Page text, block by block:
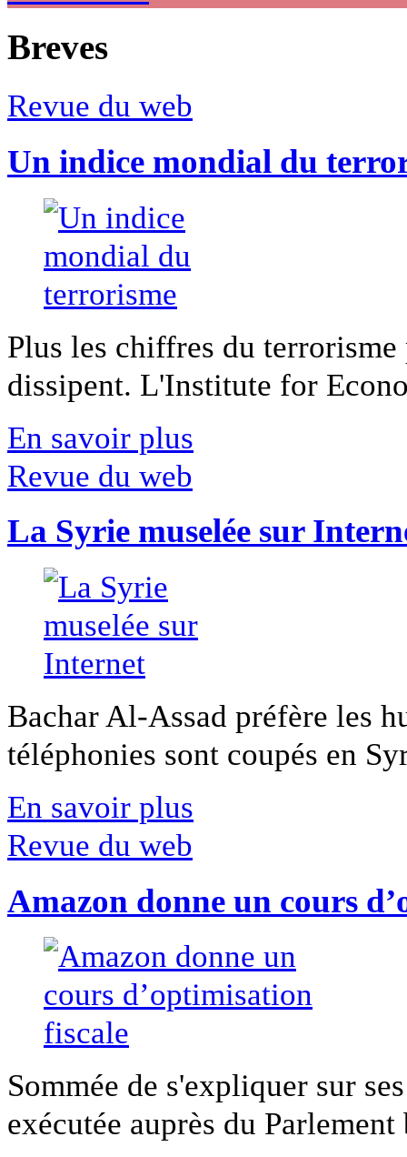
Breves
Revue du web
Un indice mondial du
Plus les chiffres du
dissipent. L'Institute for
En savoir plus
Revue du web
La Syrie muselée sur
Bachar Al-Assad préfère les
téléphonies sont coupés en
En savoir plus
Revue du web
Amazon donne un cours
Sommée de s'expliquer sur
exécutée auprès du